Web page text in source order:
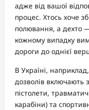
адже від вашої
процес. Хтось хоче
полювання, а дехто
кожному випадку
дороги до однієї
В Україні,
дозволів включають
пістолети,
карабіни) та